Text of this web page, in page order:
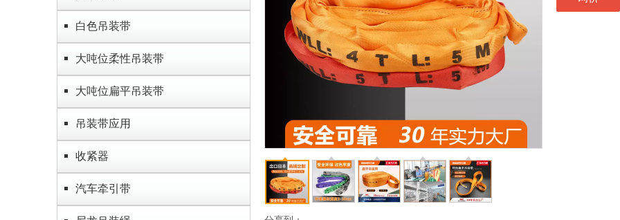
白色吊装带
大吨位柔性吊装带
大吨位扁平吊装带
吊装带应用
收紧器
汽车牵引带